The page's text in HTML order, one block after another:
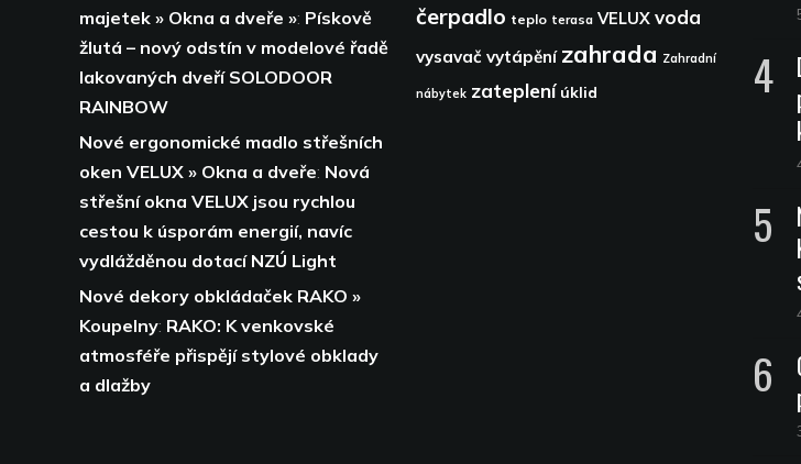
majetek » Okna a dveře »: Pískově
žlutá – nový odstín v modelové řadě
lakovaných dveří SOLODOOR
RAINBOW
Nové ergonomické madlo střešních
oken VELUX » Okna a dveře: Nová
střešní okna VELUX jsou rychlou
cestou k úsporám energií, navíc
vydlážděnou dotací NZÚ Light
Nové dekory obkládaček RAKO »
Koupelny: RAKO: K venkovské
atmosféře přispějí stylové obklady
a dlažby
čerpadlo teplo terasa VELUX voda
vysavač vytápění zahrada Zahradní
nábytek zateplení úklid